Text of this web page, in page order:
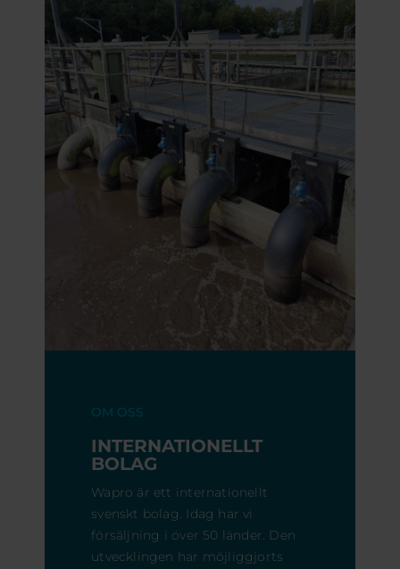
OM OSS
INTERNATIONELLT
BOLAG
Wapro är ett internationellt
svenskt bolag. Idag har vi
försäljning i över 50 länder. Den
utvecklingen har möjliggjorts